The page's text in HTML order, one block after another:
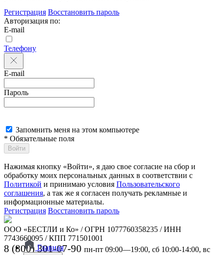
Регистрация Восстановить пароль
Авторизация по:
E-mail
Телефону
E-mail
Пароль
Запомнить меня на этом компьютере
* Обязательные поля
Войти
Нажимая кнопку «Войти», я даю свое согласие на сбор и
обработку моих персональных данных в соответствии с
Политикой и принимаю условия Пользовательского
соглашения, а так же я согласен получать рекламные и
информационные материалы.
Регистрация Восстановить пароль
ООО «БЕСТЛИ и Ко» / ОГРН 1077760358235 / ИНН
7743660095 / КПП 771501001
8 (800) 301-07-90 пн-пт 09:00—19:00, сб 10:00-14:00, вс
Главная